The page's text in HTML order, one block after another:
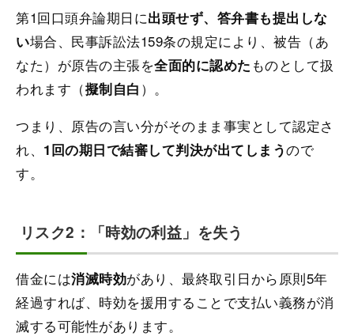
第1回口頭弁論期日に出頭せず、答弁書も提出しな
い場合、民事訴訟法159条の規定により、被告（あ
なた）が原告の主張を全面的に認めた ものとして扱
われます（擬制自白 ）。
つまり、原告の言い分がそのまま事実として認定さ
れ、 1回の期日で結審して判決が出てしまうので
す。
リスク2：「時効の利益」を失う
借金には消滅時効があり、最終取引日から原則5年
経過すれば、時効を援用することで支払い義務が消
滅する可能性があります。